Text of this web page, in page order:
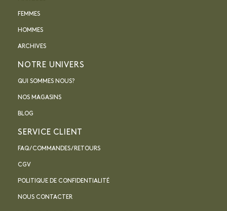
FEMMES
HOMMES
ARCHIVES
NOTRE UNIVERS
QUI SOMMES NOUS?
NOS MAGASINS
BLOG
SERVICE CLIENT
FAQ / COMMANDES / RETOURS
CGV
POLITIQUE DE CONFIDENTIALITÉ
NOUS CONTACTER